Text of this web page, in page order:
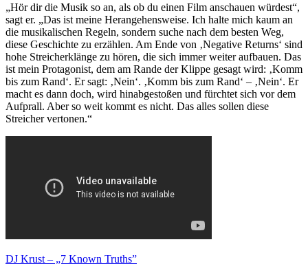
„Hör dir die Musik so an, als ob du einen Film anschauen würdest“,
sagt er. „Das ist meine Herangehensweise. Ich halte mich kaum an
die musikalischen Regeln, sondern suche nach dem besten Weg,
diese Geschichte zu erzählen. Am Ende von ‚Negative Returns‘ sind
hohe Streicherklänge zu hören, die sich immer weiter aufbauen. Das
ist mein Protagonist, dem am Rande der Klippe gesagt wird: ‚Komm
bis zum Rand‘. Er sagt: ‚Nein‘. ‚Komm bis zum Rand‘ – ‚Nein‘. Er
macht es dann doch, wird hinabgestoßen und fürchtet sich vor dem
Aufprall. Aber so weit kommt es nicht. Das alles sollen diese
Streicher vertonen.“
DJ Krust – „7 Known Truths”